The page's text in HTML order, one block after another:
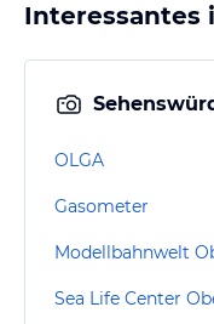
Interessantes
OLGA
Gasometer
Modellbahnwelt
Sea Life Center